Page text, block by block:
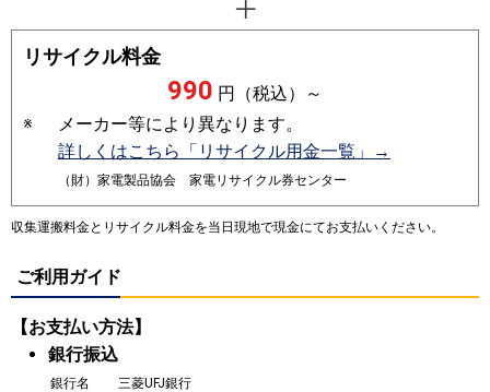
リサイクル料金
990 円（税込）～
※
メーカー等により異なります。
詳しくはこちら「リサイクル用金一覧」→
（財）家電製品協会 家電リサイクル券センター
収集運搬料金とリサイクル料金を当日現地で現金にてお支払いください。
ご利用ガイド
【お支払い方法】
銀行振込
銀行名 三菱UFJ銀行